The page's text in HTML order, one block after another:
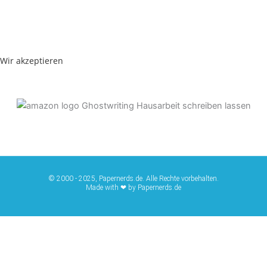
Wir akzeptieren
© 2000 - 2025, Papernerds.de. Alle Rechte vorbehalten.
Made with ❤ by Papernerds.de